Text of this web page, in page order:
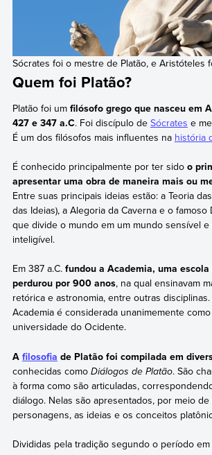
Sócrates foi o mestre de Platão, e Aristóteles
Quem foi Platão?
Platão foi um filósofo grego que nasceu em
427 e 347 a.C. Foi discípulo de Sócrates e
É um dos filósofos mais influentes na história
É conhecido principalmente por ter sidoo
apresentar uma obra de maneira mais ou
Entre suas principais ideias estão: a Teoria
das Ideias), a Alegoria da Caverna e o famoso
que divide o mundo em um mundo sensível
inteligível.
Em 387 a.C. fundou a Academia, uma
perdurou por 900 anos, na qual ensinavam
retórica e astronomia, entre outras
Academia é considerada unanimemente
universidade do Ocidente.
A filosofia de Platão foi compilada em
conhecidas como Diálogos de Platão. São
à forma como são articuladas,
diálogo. Nelas são apresentados, por meio
personagens, as ideias e os conceitos
Divididas pela tradição segundo o período